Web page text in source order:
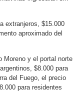
extranjeros, $15.000
aproximado del
Moreno y el portal norte
$8.000 para
del Fuego, el precio
para residentes